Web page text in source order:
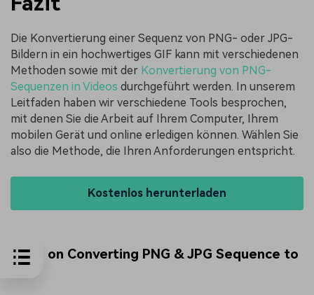
Die Konvertierung einer Sequenz von PNG- oder JPG-
Bildern in ein hochwertiges GIF kann mit verschiedenen
Methoden sowie mit der Konvertierung von PNG-
Sequenzen in Videos durchgeführt werden. In unserem
Leitfaden haben wir verschiedene Tools besprochen,
mit denen Sie die Arbeit auf Ihrem Computer, Ihrem
mobilen Gerät und online erledigen können. Wählen Sie
also die Methode, die Ihren Anforderungen entspricht.
Kostenlos herunterladen
FAQs on Converting PNG & JPG Sequence to
GIF